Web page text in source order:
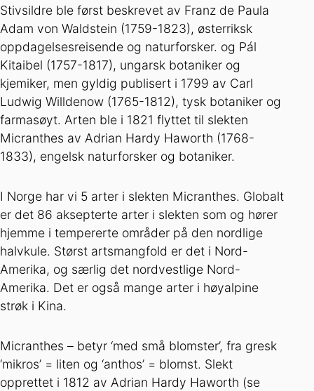
Stivsildre ble først beskrevet av Franz de Paula
Adam von Waldstein (1759-1823), østerriksk
oppdagelsesreisende og naturforsker. og Pál
Kitaibel (1757-1817), ungarsk botaniker og
kjemiker, men gyldig publisert i 1799 av Carl
Ludwig Willdenow (1765-1812), tysk botaniker og
farmasøyt. Arten ble i 1821 flyttet til slekten
Micranthes av Adrian Hardy Haworth (1768-
1833), engelsk naturforsker og botaniker.
I Norge har vi 5 arter i slekten Micranthes. Globalt
er det 86 aksepterte arter i slekten som og hører
hjemme i tempererte områder på den nordlige
halvkule. Størst artsmangfold er det i Nord-
Amerika, og særlig det nordvestlige Nord-
Amerika. Det er også mange arter i høyalpine
strøk i Kina.
Micranthes – betyr ‘med små blomster’, fra gresk
‘mikros’ = liten og ‘anthos’ = blomst. Slekt
opprettet i 1812 av Adrian Hardy Haworth (se